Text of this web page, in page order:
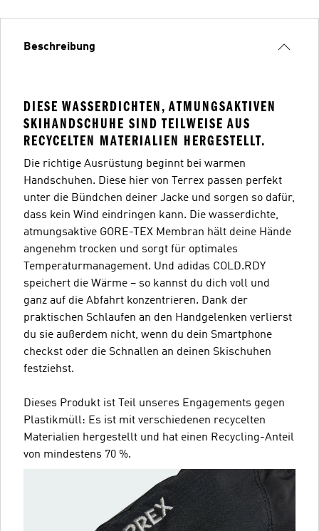
Beschreibung
DIESE WASSERDICHTEN, ATMUNGSAKTIVEN
SKIHANDSCHUHE SIND TEILWEISE AUS
RECYCELTEN MATERIALIEN HERGESTELLT.
Die richtige Ausrüstung beginnt bei warmen
Handschuhen. Diese hier von Terrex passen perfekt
unter die Bündchen deiner Jacke und sorgen so dafür,
dass kein Wind eindringen kann. Die wasserdichte,
atmungsaktive GORE-TEX Membran hält deine Hände
angenehm trocken und sorgt für optimales
Temperaturmanagement. Und adidas COLD.RDY
speichert die Wärme – so kannst du dich voll und
ganz auf die Abfahrt konzentrieren. Dank der
praktischen Schlaufen an den Handgelenken verlierst
du sie außerdem nicht, wenn du dein Smartphone
checkst oder die Schnallen an deinen Skischuhen
festziehst.
Dieses Produkt ist Teil unseres Engagements gegen
Plastikmüll: Es ist mit verschiedenen recycelten
Materialien hergestellt und hat einen Recycling-Anteil
von mindestens 70 %.